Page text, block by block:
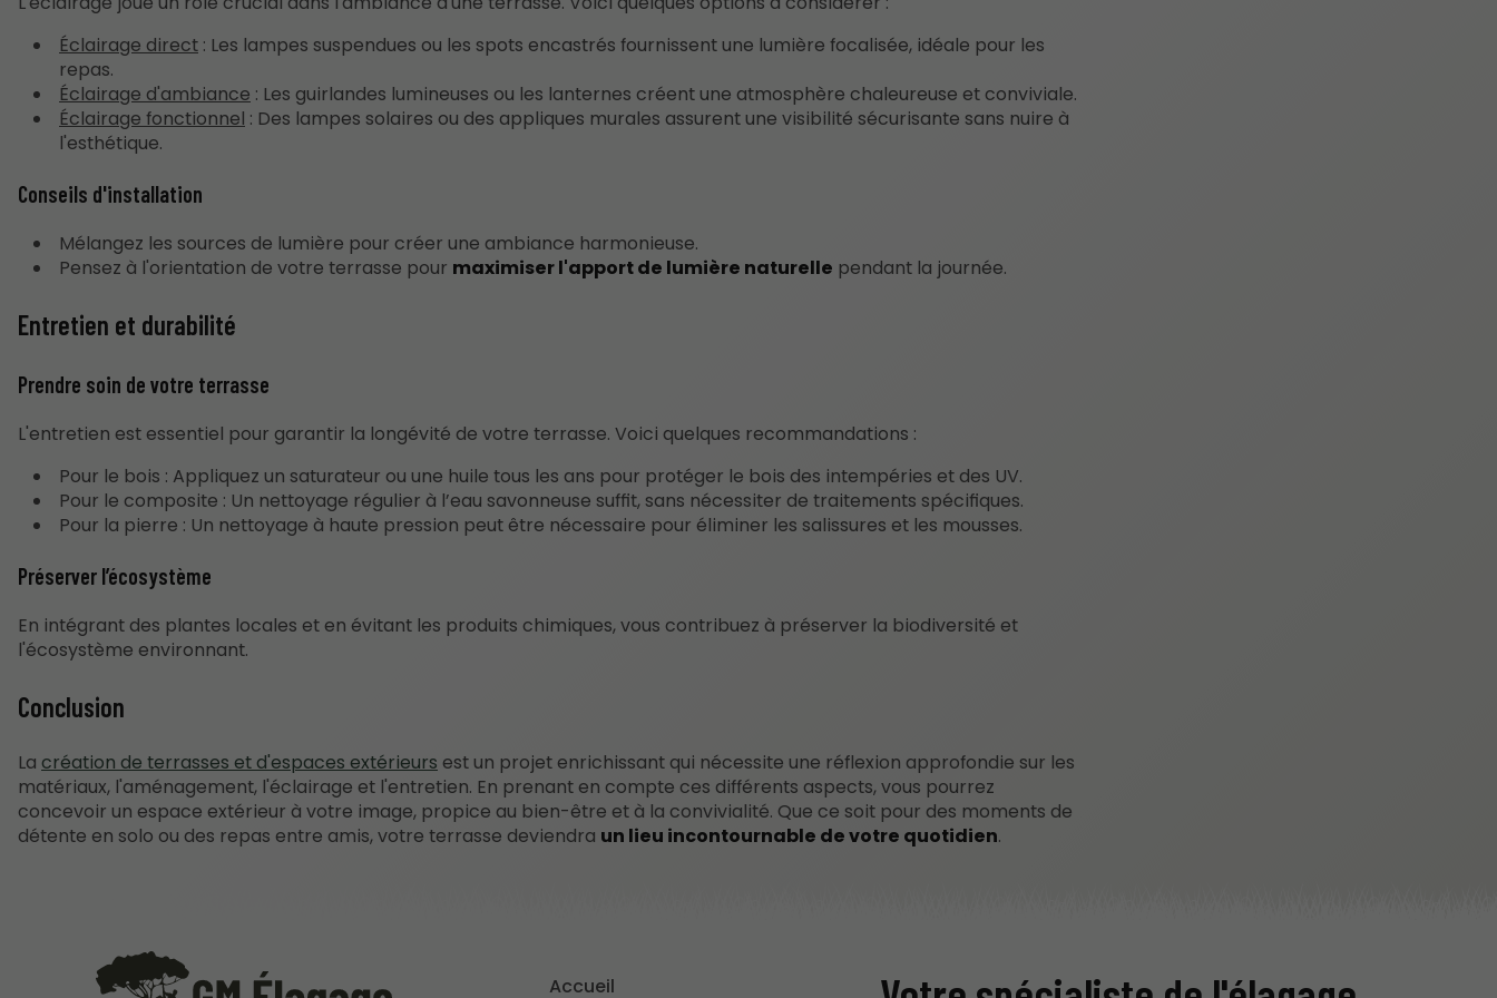
Éclairage direct : Les lampes suspendues ou les spots encastrés fournissent une lumière focalisée, idéale pour les
repas.
Éclairage d'ambiance : Les guirlandes lumineuses ou les lanternes créent une atmosphère chaleureuse et conviviale.
Éclairage fonctionnel : Des lampes solaires ou des appliques murales assurent une visibilité sécurisante sans nuire à
l'esthétique.
Conseils d'installation
Mélangez les sources de lumière pour créer une ambiance harmonieuse.
Pensez à l'orientation de votre terrasse pour maximiser l'apport de lumière naturelle pendant la journée.
Entretien et durabilité
Prendre soin de votre terrasse
L'entretien est essentiel pour garantir la longévité de votre terrasse. Voici quelques recommandations :
Pour le bois : Appliquez un saturateur ou une huile tous les ans pour protéger le bois des intempéries et des UV.
Pour le composite : Un nettoyage régulier à l’eau savonneuse suffit, sans nécessiter de traitements spécifiques.
Pour la pierre : Un nettoyage à haute pression peut être nécessaire pour éliminer les salissures et les mousses.
Préserver l’écosystème
En intégrant des plantes locales et en évitant les produits chimiques, vous contribuez à préserver la biodiversité et
l'écosystème environnant.
Conclusion
La création de terrasses et d'espaces extérieurs est un projet enrichissant qui nécessite une réflexion approfondie sur les
matériaux, l'aménagement, l'éclairage et l'entretien. En prenant en compte ces différents aspects, vous pourrez
concevoir un espace extérieur à votre image, propice au bien-être et à la convivialité. Que ce soit pour des moments de
détente en solo ou des repas entre amis, votre terrasse deviendra un lieu incontournable de votre quotidien.
Accueil